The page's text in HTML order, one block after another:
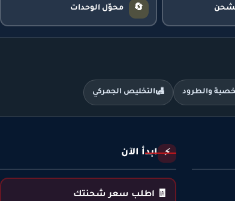
🔄 محوّل الوحدات
والطرود 🛃التخليص الجمركي
⚡ ابدأ الآن
🧾 اطلب سعر شحنتك